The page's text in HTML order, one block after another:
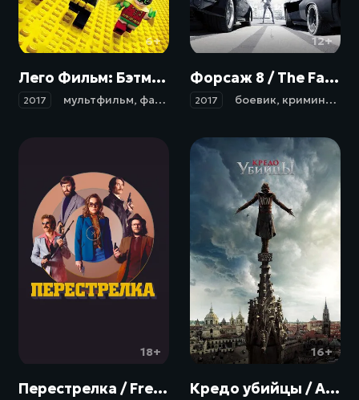
6+
Лего Фильм: Бэтмен / The Lego Batman Movie (2017)
2017 мультфильм, фантастика ,фэнтези,боевик,
12+
Форсаж 8 / The Fate of the Furious (2017)
2017 боевик, криминал
18+
Перестрелка / Free Fire (2016)
16+
Кредо убийцы / Assassin's Creed (2016)